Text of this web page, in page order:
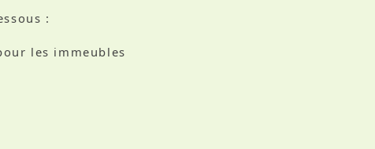
:
les immeubles